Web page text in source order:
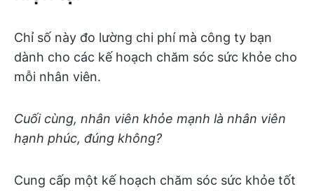
Chỉ số này đo lường chi phí mà công ty bạn
dành cho các kế hoạch chăm sóc sức khỏe cho
mỗi nhân viên.
Cuối cùng, nhân viên khỏe mạnh là nhân viên
hạnh phúc, đúng không?
Cung cấp một kế hoạch chăm sóc sức khỏe tốt